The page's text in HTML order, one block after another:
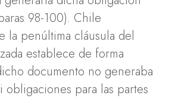
98-100). Chile
la penúltima cláusula del
establece de forma
documento no generaba
obligaciones para las partes